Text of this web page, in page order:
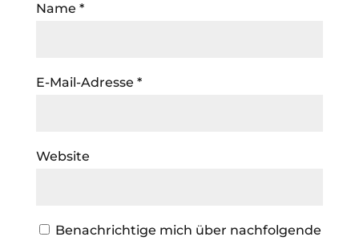
Name *
E-Mail-Adresse *
Website
Benachrichtige mich über nachfolgende